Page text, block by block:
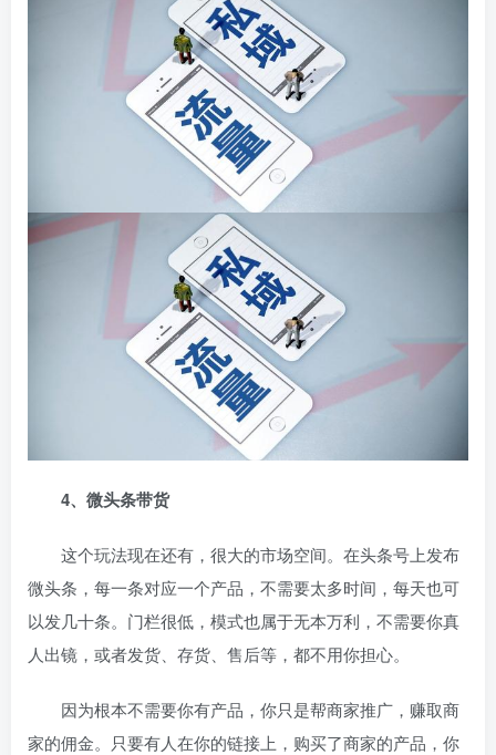
4、微头条带货
这个玩法现在还有，很大的市场空间。在头条号上发布
微头条，每一条对应一个产品，不需要太多时间，每天也可
以发几十条。门栏很低，模式也属于无本万利，不需要你真
人出镜，或者发货、存货、售后等，都不用你担心。
因为根本不需要你有产品，你只是帮商家推广，赚取商
家的佣金。只要有人在你的链接上，购买了商家的产品，你